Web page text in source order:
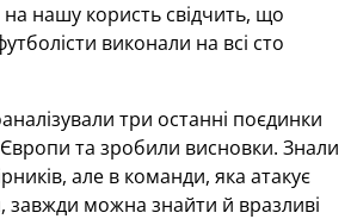
нашу користь свідчить, що
виконали на всі сто
три останні поєдинки
та зробили висновки. Знали
але в команди, яка атакує
завжди можна знайти й вразливі